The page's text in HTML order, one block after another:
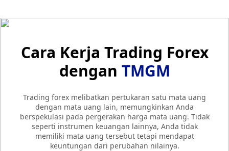
Cara Kerja Trading Forex
dengan TMGM
Trading forex melibatkan pertukaran satu mata uang
dengan mata uang lain, memungkinkan Anda
berspekulasi pada pergerakan harga mata uang. Tidak
seperti instrumen keuangan lainnya, Anda tidak
memiliki mata uang tersebut tetapi mendapat
keuntungan dari perubahan nilainya.